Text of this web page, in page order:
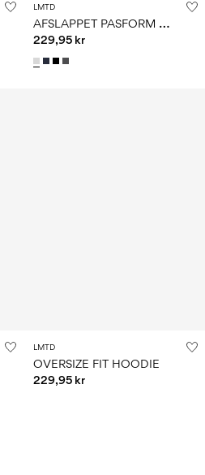
LMTD
A
FSLAPPET PASFORM HOODIE
229,95 kr
LMTD
OVERSIZE FIT HOODIE
229,95 kr